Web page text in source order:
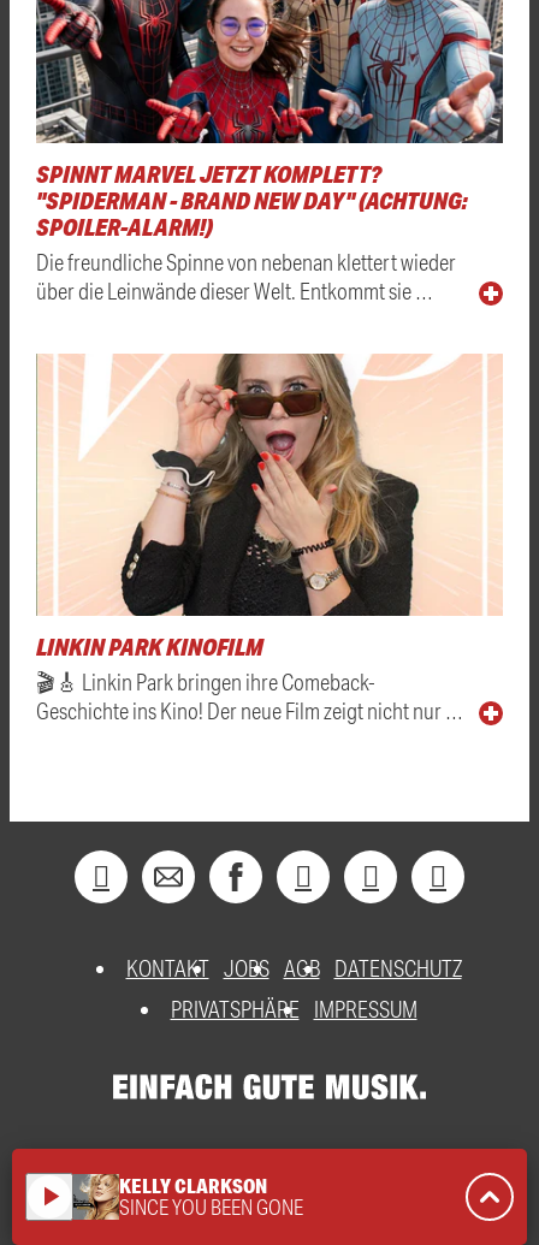
SPINNT MARVEL JETZT KOMPLETT?
"SPIDERMAN - BRAND NEW DAY" (ACHTUNG:
SPOILER-ALARM!)
Die freundliche Spinne von nebenan klettert wieder
über die Leinwände dieser Welt. Entkommt sie …
LINKIN PARK KINOFILM
🎬🎸 Linkin Park bringen ihre Comeback-
Geschichte ins Kino! Der neue Film zeigt nicht nur …
KONTAKT JOBS AGB DATENSCHUTZ
PRIVATSPHÄRE
IMPRESSUM
play_arrow KELLY CLARKSON
SINCE YOU BEEN GONE